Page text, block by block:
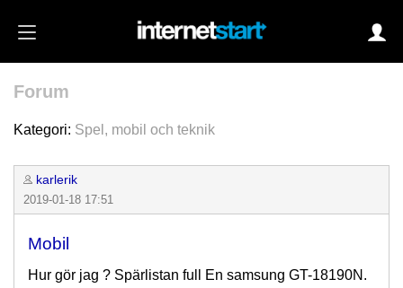
Forum
Kategori: Spel, mobil och teknik
karlerik
2019-01-18 17:51
Mobil
Hur gör jag ? Spärlistan full En samsung GT-18190N.